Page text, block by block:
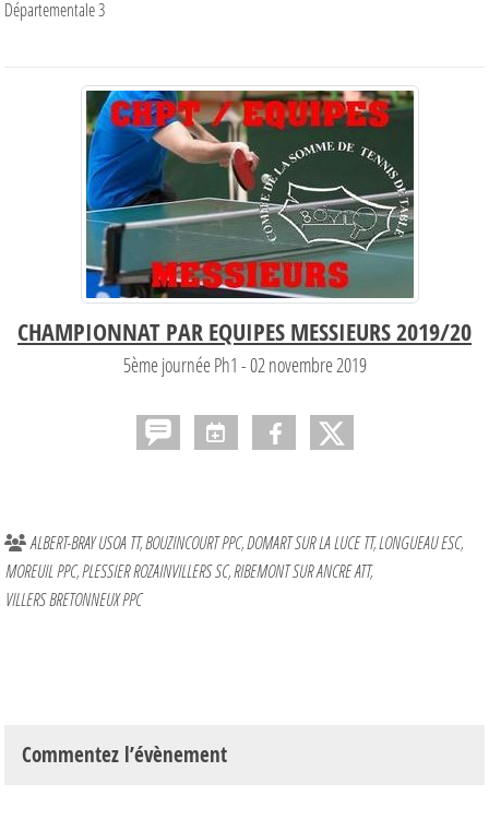
Départementale 3
CHAMPIONNAT PAR EQUIPES MESSIEURS 2019/20
5ème journée Ph1 - 02 novembre 2019
ALBERT-BRAY USOA TT BOUZINCOURT PPC DOMART SUR LA LUCE TT LONGUEAU ESC
MOREUIL PPC PLESSIER ROZAINVILLERS SC RIBEMONT SUR ANCRE ATT
VILLERS BRETONNEUX PPC
Commentez l’évènement